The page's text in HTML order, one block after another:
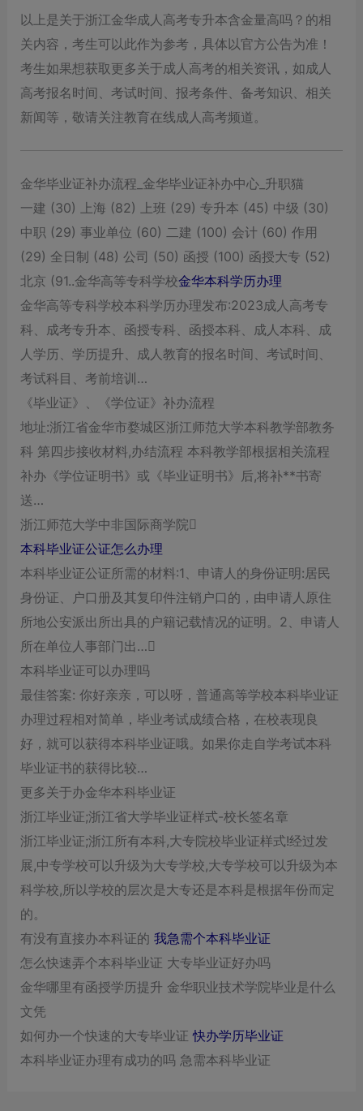
以上是关于浙江金华成人高考专升本含金量高吗？的相
关内容，考生可以此作为参考，具体以官方公告为准！
考生如果想获取更多关于成人高考的相关资讯，如成人
高考报名时间、考试时间、报考条件、备考知识、相关
新闻等，敬请关注教育在线成人高考频道。
金华毕业证补办流程_金华毕业证补办中心_升职猫
一建 (30) 上海 (82) 上班 (29) 专升本 (45) 中级 (30)
中职 (29) 事业单位 (60) 二建 (100) 会计 (60) 作用
(29) 全日制 (48) 公司 (50) 函授 (100) 函授大专 (52)
北京 (91..金华高等专科学校金华本科学历办理
金华高等专科学校本科学历办理发布:2023成人高考专
科、成考专升本、函授专科、函授本科、成人本科、成
人学历、学历提升、成人教育的报名时间、考试时间、
考试科目、考前培训…
《毕业证》、《学位证》补办流程
地址:浙江省金华市婺城区浙江师范大学本科教学部教务
科 第四步接收材料,办结流程 本科教学部根据相关流程
补办《学位证明书》或《毕业证明书》后,将补**书寄
送…
浙江师范大学中非国际商学院
本科毕业证公证怎么办理
本科毕业证公证所需的材料:1、申请人的身份证明:居民
身份证、户口册及其复印件注销户口的，由申请人原住
所地公安派出所出具的户籍记载情况的证明。2、申请人
所在单位人事部门出…
本科毕业证可以办理吗
最佳答案: 你好亲亲，可以呀，普通高等学校本科毕业证
办理过程相对简单，毕业考试成绩合格，在校表现良
好，就可以获得本科毕业证哦。如果你走自学考试本科
毕业证书的获得比较…
更多关于办金华本科毕业证
浙江毕业证;浙江省大学毕业证样式-校长签名章
浙江毕业证;浙江所有本科,大专院校毕业证样式!经过发
展,中专学校可以升级为大专学校,大专学校可以升级为本
科学校,所以学校的层次是大专还是本科是根据年份而定
的。
有没有直接办本科证的我急需个本科毕业证
怎么快速弄个本科毕业证 大专毕业证好办吗
金华哪里有函授学历提升 金华职业技术学院毕业是什么
文凭
如何办一个快速的大专毕业证快办学历毕业证
本科毕业证办理有成功的吗 急需本科毕业证